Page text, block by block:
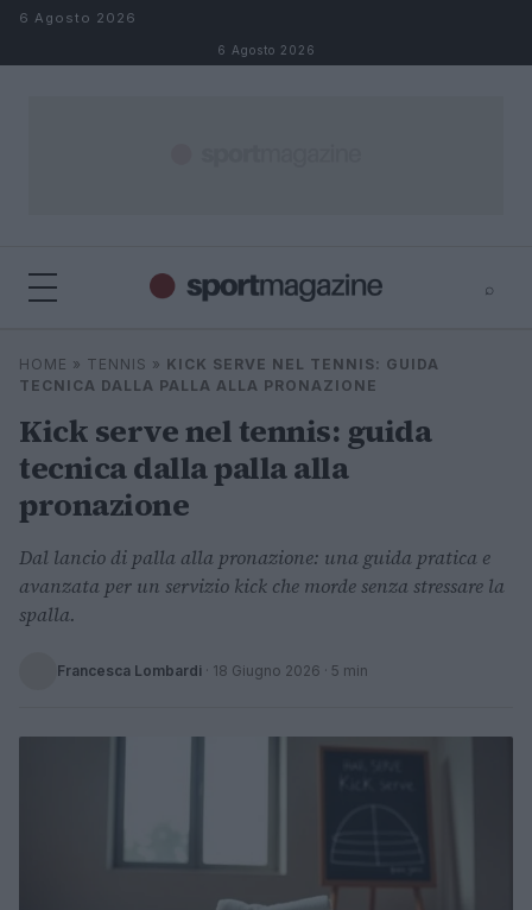
Salta al contenuto
6 Agosto 2026
6 Agosto 2026
⌕
Cerca
HOME » TENNIS » KICK SERVE NEL TENNIS: GUIDA
TECNICA DALLA PALLA ALLA PRONAZIONE
Kick serve nel tennis: guida
tecnica dalla palla alla
pronazione
Dal lancio di palla alla pronazione: una guida pratica e
avanzata per un servizio kick che morde senza stressare la
spalla.
Francesca Lombardi · 18 Giugno 2026 · 5 min